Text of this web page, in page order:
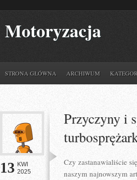
Motoryzacja
STRONA GŁÓWNA ARCHIWUM
13 KWI
2025
Przyczyny i
Czy zastanawialiście
naszym najnowszym